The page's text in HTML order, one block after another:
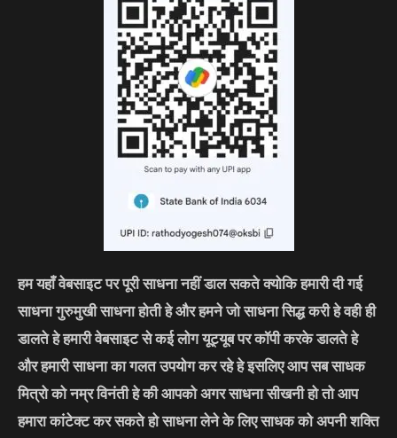
हम यहाँ वेबसाइट पर पूरी साधना नहीं डाल सकते क्योकि हमारी दी गई
साधना गुरुमुखी साधना होती हे और हमने जो साधना सिद्ध करी हे वही ही
डालते हे हमारी वेबसाइट से कई लोग यूट्यूब पर कॉपी करके डालते हे
और हमारी साधना का गलत उपयोग कर रहे हे इसलिए आप सब साधक
मित्रो को नम्र विनंती हे की आपको अगर साधना सीखनी हो तो आप
हमारा कांटेक्ट कर सकते हो साधना लेने के लिए साधक को अपनी शक्ति